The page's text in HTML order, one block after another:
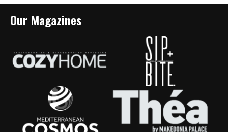
Our Magazines